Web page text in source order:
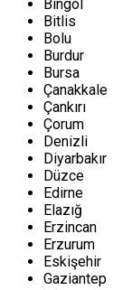
Bingöl
Bitlis
Bolu
Burdur
Bursa
Çanakkale
Çankırı
Çorum
Denizli
Diyarbakır
Düzce
Edirne
Elazığ
Erzincan
Erzurum
Eskişehir
Gaziantep